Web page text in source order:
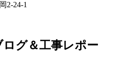
2-24-1
ログ＆工事レポー